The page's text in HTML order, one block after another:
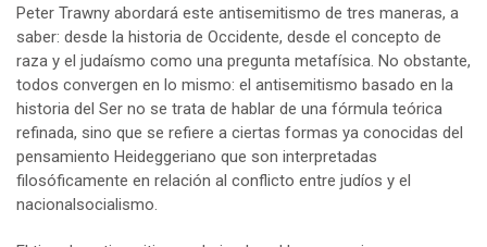
Peter Trawny abordará este antisemitismo de tres maneras, a
saber: desde la historia de Occidente, desde el concepto de
raza y el judaísmo como una pregunta metafísica. No obstante,
todos convergen en lo mismo: el antisemitismo basado en la
historia del Ser no se trata de hablar de una fórmula teórica
refinada, sino que se refiere a ciertas formas ya conocidas del
pensamiento Heideggeriano que son interpretadas
filosóficamente en relación al conflicto entre judíos y el
nacionalsocialismo.